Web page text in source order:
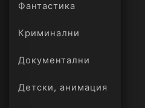
Фантастика
Криминални
Документални
Детски, анимация